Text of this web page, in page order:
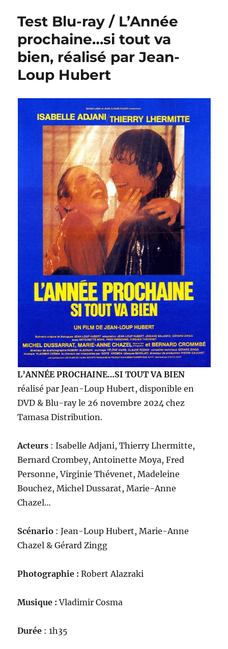
/
Après
la
guerre,
réalisé
par
Hubert
Test Blu-ray / L’Année
prochaine…si tout va
bien, réalisé par Jean-
Loup Hubert
L’ANNÉE PROCHAINE…SI TOUT VA BIEN
réalisé par Jean-Loup Hubert, disponible en
DVD & Blu-ray le 26 novembre 2024 chez
Tamasa Distribution.
Acteurs : Isabelle Adjani, Thierry Lhermitte,
Bernard Crombey, Antoinette Moya, Fred
Personne, Virginie Thévenet, Madeleine
Bouchez, Michel Dussarat, Marie-Anne
Chazel…
Scénario : Jean-Loup Hubert, Marie-Anne
Chazel & Gérard Zingg
Photographie : Robert Alazraki
Musique :Vladimir Cosma
Durée : 1h35